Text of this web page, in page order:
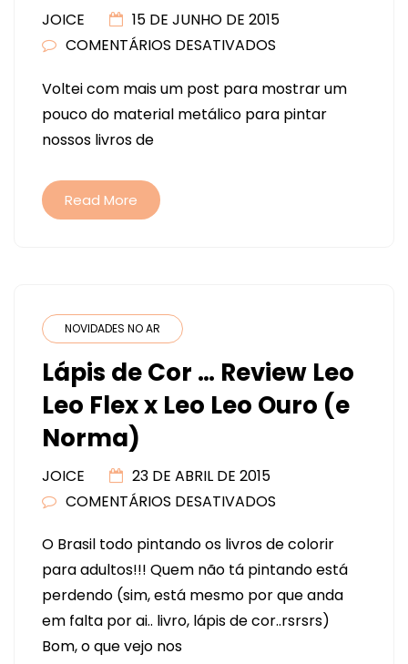
JOICE
15 DE JUNHO DE 2015
COMENTÁRIOS DESATIVADOS
COM
CORES
Voltei com mais um post para mostrar um
pouco do material metálico para pintar
nossos livros de
Read More
NOVIDADES NO AR
Lápis de Cor … Review Leo
Leo Flex x Leo Leo Ouro (e
Norma)
JOICE
23 DE ABRIL DE 2015
COMENTÁRIOS DESATIVADOS
DE
COR
…
REVIEW
O Brasil todo pintando os livros de colorir
para adultos!!! Quem não tá pintando está
perdendo (sim, está mesmo por que anda
em falta por ai.. livro, lápis de cor..rsrsrs)
Bom, o que vejo nos